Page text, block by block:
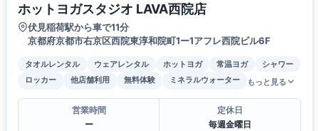
ホットヨガスタジオ LAVA西院店
伏見稲荷駅から車で11分
京都府京都市右京区西院東淳和院町1ー1アフレ西院ビル6F
タオルレンタル ウェアレンタル ホットヨガ 常温ヨガ
シャワー
ロッカー
他店舗利用 無料体験 ミネラルウォーター もっと見る
営業時間
ー
定休日
毎週金曜日